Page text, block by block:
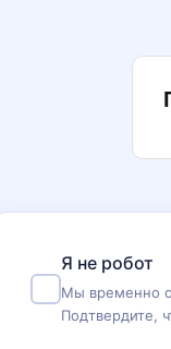
Я не робот
Мы временно
Подтвердите,